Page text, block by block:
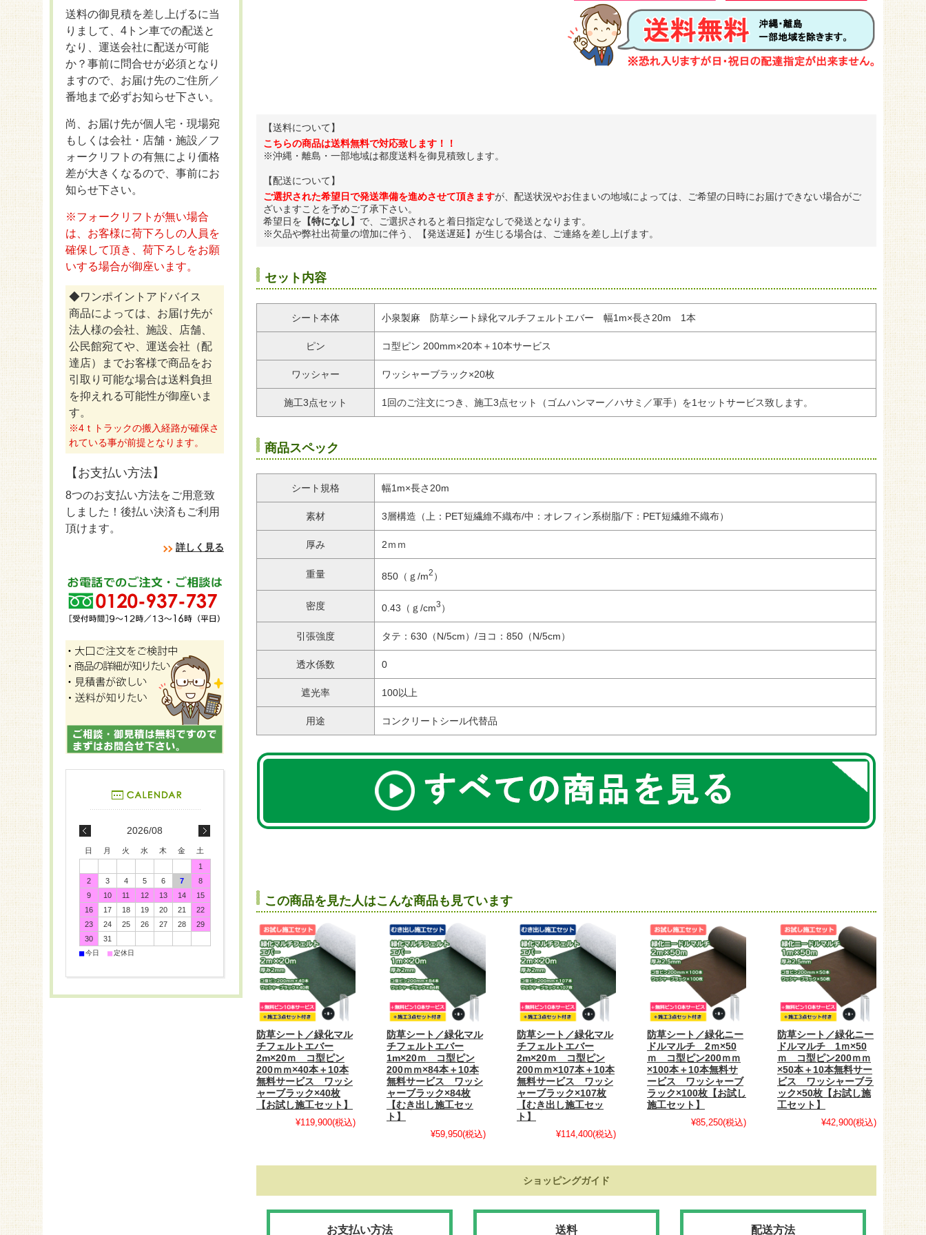
【送料について】
こちらの商品は送料無料で対応致します！！
※沖縄・離島・一部地域は都度送料を御見積致します。
【配送について】
ご選択された希望日で発送準備を進めさせて頂きますが、配送状況やお住まいの地域によっては、ご希望の日時にお届けできない場合がご
ざいますことを予めご了承下さい。
希望日を 【特になし】 で、ご選択されると着日指定なしで発送となります。
※欠品や弊社出荷量の増加に伴う、【発送遅延】が生じる場合は、ご連絡を差し上げます。
セット内容
シート本体 小泉製麻 防草シート緑化マルチフェルトエバー 幅1m×長さ20m 1本
ピン コ型ピン 200mm×20本＋10本サービス
ワッシャー ワッシャーブラック×20枚
施工3点セット 1回のご注文につき、施工3点セット（ゴムハンマー／ハサミ／軍手）を1セットサービス致します。
商品スペック
シート規格 幅1m×長さ20m
素材 3層構造（上：PET短繊維不織布/中：オレフィン系樹脂/下：PET短繊維不織布）
厚み 2ｍｍ
重量 850（ｇ/m2 ）
密度 0.43（ｇ/cm3 ）
引張強度 タテ：630（N/5cm）/ヨコ：850（N/5cm）
透水係数 0
遮光率 100以上
用途 コンクリートシール代替品
この商品を見た人はこんな商品も見ています
防草シート／緑化マル
チフェルトエバー
2m×20ｍ コ型ピン
200ｍｍ×40本＋10本
無料サービス ワッシ
ャーブラック×40枚
【お試し施工セット】
¥119,900(税込)
防草シート／緑化マル
チフェルトエバー
1m×20ｍ コ型ピン
200ｍｍ×84本＋10本
無料サービス ワッシ
ャーブラック×84枚
【むき出し施工セッ
ト】
¥59,950(税込)
防草シート／緑化マル
チフェルトエバー
2m×20ｍ コ型ピン
200ｍｍ×107本＋10本
無料サービス ワッシ
ャーブラック×107枚
【むき出し施工セッ
ト】
¥114,400(税込)
防草シート／緑化ニー
ドルマルチ 2ｍ×50
ｍ コ型ピン200ｍｍ
×100本＋10本無料サ
ービス ワッシャーブ
ラック×100枚【お試し
施工セット】
¥85,250(税込)
防草シート／緑化ニー
ドルマルチ 1ｍ×50
ｍ コ型ピン200ｍｍ
×50本＋10本無料サー
ビス ワッシャーブラ
ック×50枚【お試し施
工セット】
¥42,900(税込)
ショッピングガイド
お支払い方法 送料 配送方法
送料の御見積を差し上げるに当
りまして、4トン車での配送と
なり、運送会社に配送が可能
か？事前に問合せが必須となり
ますので、お届け先のご住所／
番地まで必ずお知らせ下さい。
尚、お届け先が個人宅・現場宛
もしくは会社・店舗・施設／フ
ォークリフトの有無により価格
差が大きくなるので、事前にお
知らせ下さい。
※フォークリフトが無い場合
は、お客様に荷下ろしの人員を
確保して頂き、荷下ろしをお願
いする場合が御座います。
◆ワンポイントアドバイス
商品によっては、お届け先が
法人様の会社、施設、店舗、
公民館宛てや、運送会社（配
達店）までお客様で商品をお
引取り可能な場合は送料負担
を抑えれる可能性が御座いま
す。
※4ｔトラックの搬入経路が確保さ
れている事が前提となります。
【お支払い方法】
8つのお支払い方法をご用意致
しました！後払い決済もご利用
頂けます。
詳しく見る
2026/08
日 月 火 水 木 金
土
1
2
3 4 5 6 7
8
9
10 11 12 13 14
15
16
17 18 19 20 21
22
23
24 25 26 27 28
29
30
31
■今日 ■定休日